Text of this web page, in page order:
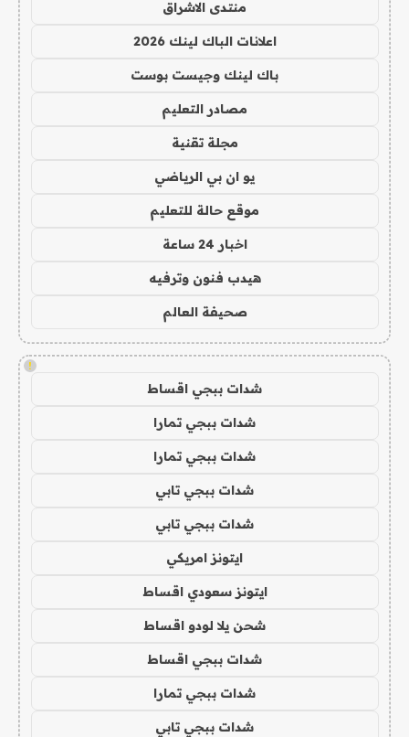
منتدى الاشراق
اعلانات الباك لينك 2026
باك لينك وجيست بوست
مصادر التعليم
مجلة تقنية
يو ان بي الرياضي
موقع حالة للتعليم
اخبار 24 ساعة
هيدب فنون وترفيه
صحيفة العالم
!
شدات ببجي اقساط
شدات ببجي تمارا
شدات ببجي تمارا
شدات ببجي تابي
شدات ببجي تابي
ايتونز امريكي
ايتونز سعودي اقساط
شحن يلا لودو اقساط
شدات ببجي اقساط
شدات ببجي تمارا
شدات ببجي تابي